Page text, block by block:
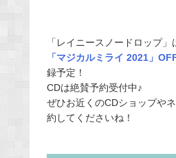
「レイニースノードロップ
「マジカルミライ 2021」
録予定！
CDは絶賛予約受付中♪
ぜひお近くのCDショップや
約してくださいね！